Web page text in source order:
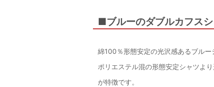
■ブルーのダブルカフス
綿100％形態安定の光沢感あるブルー
ポリエステル混の形態安定シャツよ
が特徴です。